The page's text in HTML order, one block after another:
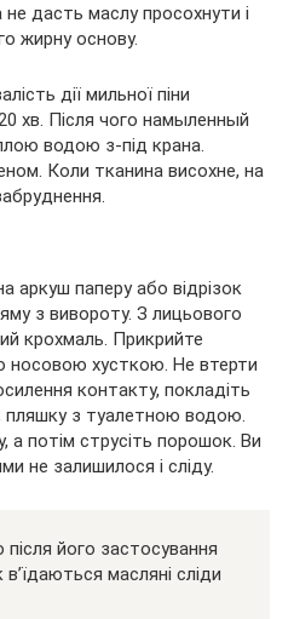
не дасть маслу просохнути і
жирну основу.
дії мильної піни
хв. Після чого намыленный
водою з-під крана.
Коли тканина висохне, на
аркуш паперу або відрізок
з вивороту. З лицьового
крохмаль. Прикрийте
хусткою. Не втерти
контакту, покладіть
пляшку з туалетною водою.
а потім струсіть порошок. Ви
не залишилося і сліду.
його застосування
масляні сліди